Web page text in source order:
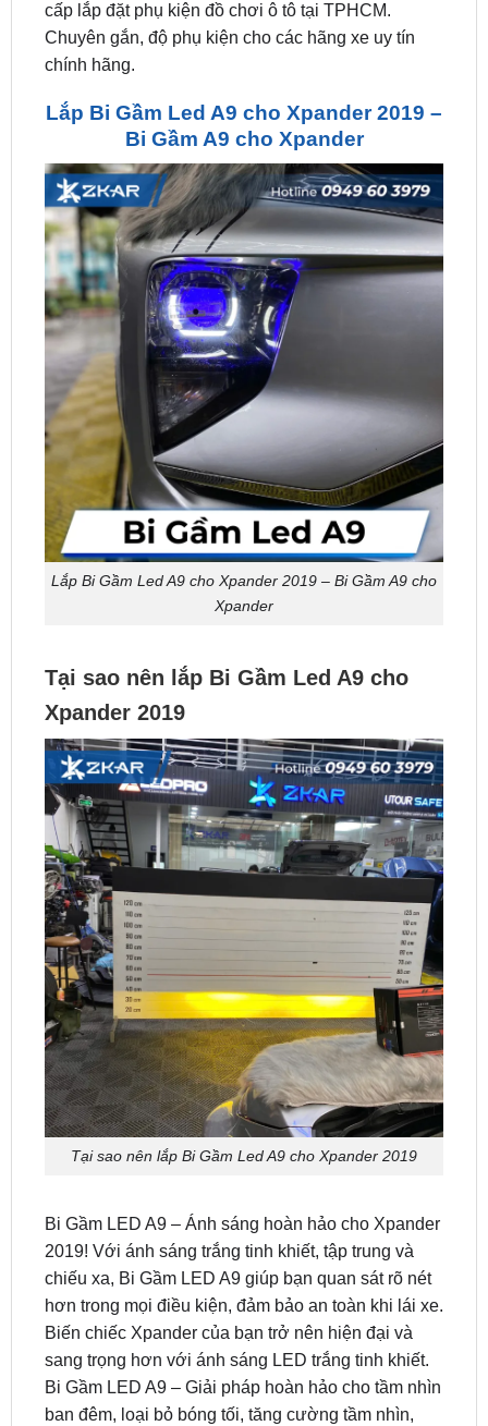
chính hãng.
Lắp Bi Gầm Led A9 cho Xpander 2019 –
Lắp Bi Gầm Led A9 cho Xpander 2019 – Bi Gầm A9 cho
Xpander
Tại sao nên lắp Bi Gầm Led A9 cho
Tại sao nên lắp Bi Gầm Led A9 cho Xpander 2019
Bi Gầm LED A9 – Ánh sáng hoàn hảo cho Xpander
chiếu xa, Bi Gầm LED A9 giúp bạn quan sát rõ nét
hơn trong mọi điều kiện, đảm bảo an toàn khi lái xe.
Biến chiếc Xpander của bạn trở nên hiện đại và
sang trọng hơn với ánh sáng LED trắng tinh khiết.
Bi Gầm LED A9 – Giải pháp hoàn hảo cho tầm nhìn
ban đêm, loại bỏ bóng tối, tăng cường tầm nhìn,
giúp bạn lái xe tự tin hơn trong mọi điều kiện ánh
sáng. Nâng cấp ngay tại ZKar Auto để trải nghiệm